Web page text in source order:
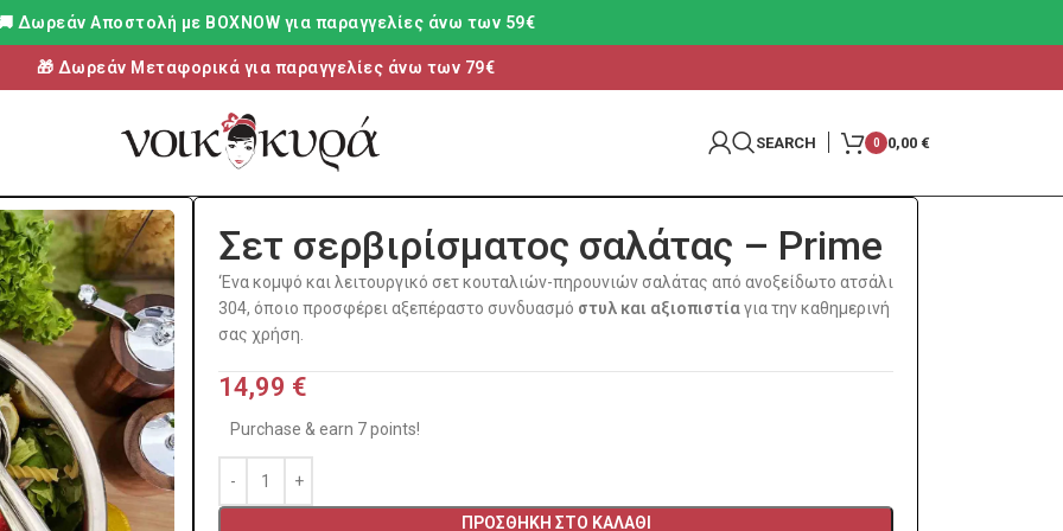
Δωρεάν Aποστολή με BOXNOW για παραγγελίες άνω των 59€
🎁 Δωρεάν Μεταφορικά για παραγγελίες άνω των 79€
SEARCH 0 0,00 €
Σετ σερβιρίσματος σαλάτας – Prime
‘Ενα κομψό και λειτουργικό σετ κουταλιών-πηρουνιών σαλάτας από ανοξείδωτο ατσάλι
304, όποιο προσφέρει αξεπέραστο συνδυασμό στυλ και αξιοπιστίαγια την καθημερινή
σας χρήση.
14,99 €
Purchase & earn 7 points!
ΠΡΟΣΘΉΚΗ ΣΤΟ ΚΑΛΆΘΙ